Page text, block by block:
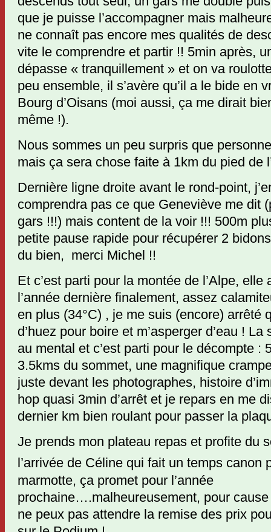
que je puisse l’accompagner mais
ne connaît pas encore mes qualités de
vite le comprendre et partir !! 5min après,
dépasse « tranquillement » et on va
peu ensemble, il s’avère qu’il a le bide en
Bourg d’Oisans (moi aussi, ça me dirait
même !).
Nous sommes un peu surpris que
mais ça sera chose faite à 1km du pied de
Dernière ligne droite avant le rond-point,
comprendra pas ce que Geneviève me dit
gars !!!) mais content de la voir !!! 500m
petite pause rapide pour récupérer 2
du bien, merci Michel !!
Et c’est parti pour la montée de l’Alpe, elle
l’année dernière finalement, assez
en plus (34°C) , je me suis (encore) arrêté
d’huez pour boire et m’asperger d’eau !
au mental et c’est parti pour le décompte :
3.5kms du sommet, une magnifique
juste devant les photographes, histoire
hop quasi 3min d’arrêt et je repars en me
dernier km bien roulant pour passer la
Je prends mon plateau repas et profite du
l’arrivée de Céline qui fait un temps canon
marmotte, ça promet pour l’année
prochaine….malheureusement, pour
ne peux pas attendre la remise des prix